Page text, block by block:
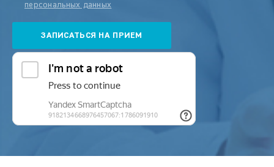
персональных данных